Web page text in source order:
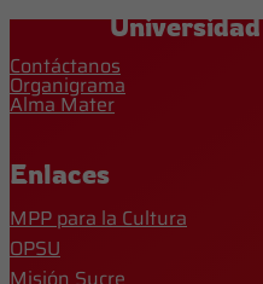
Universidad
Contáctanos
Organigrama
Alma Mater
Enlaces
MPP para la Cultura
OPSU
Misión Sucre